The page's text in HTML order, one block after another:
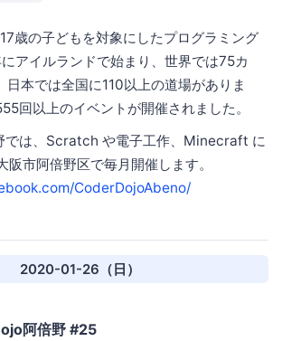
歳の子どもを対象にしたプログラミング
アイルランドで始まり、世界では75カ
日本では全国に110以上の道場がありま
回以上のイベントが開催されました。
では、Scratch や電子工作、Minecraft に
市阿倍野区で毎月開催します。
CoderDojoAbeno/
2020-01-26（日）
阿倍野 #25